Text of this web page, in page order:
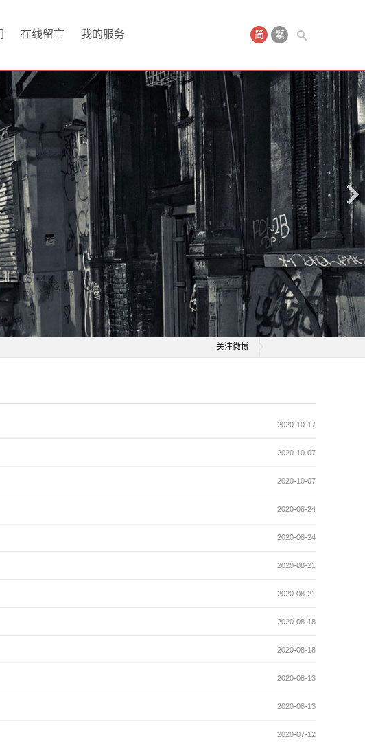
简 繁
在线留言 我的服务
关注微博
2020-10-17
2020-10-07
2020-10-07
2020-08-24
2020-08-24
2020-08-21
2020-08-21
2020-08-18
2020-08-18
2020-08-13
2020-08-13
2020-07-12